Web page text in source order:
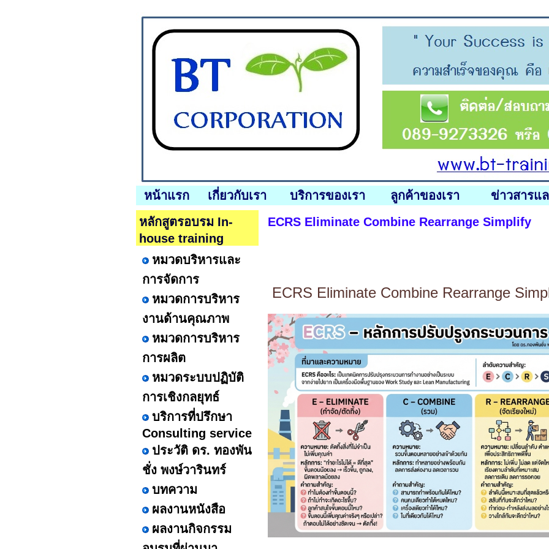
หน้าแรก เกี่ยวกับเรา บริการของเรา ลูกค้าของเรา
ข่าวสารแ
หลักสูตรอบรม In-
house training
หมวดบริหารและ
การจัดการ
หมวดการบริหาร
งานด้านคุณภาพ
หมวดการบริหาร
การผลิต
หมวดระบบปฏิบัติ
การเชิงกลยุทธ์
บริการที่ปรึกษา
Consulting service
ประวัติ ดร. ทองพัน
ชั่ง พงษ์วารินทร์
บทความ
ผลงานหนังสือ
ผลงานกิจกรรม
ECRS Eliminate Combine Rearrange Simplify
ECRS Eliminate Combine Rearrange